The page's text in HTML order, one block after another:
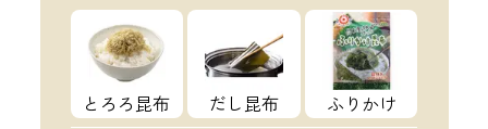
とろろ昆布 だし昆布 ふりかけ